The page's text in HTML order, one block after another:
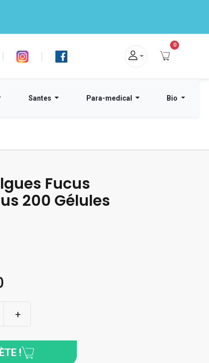
| |
0
Santes Para-medical Bio
Fucus
200 Gélules
!